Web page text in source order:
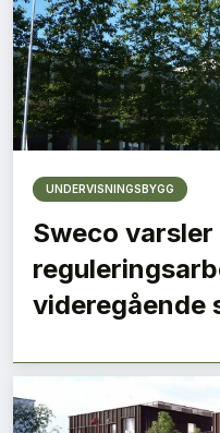
UNDERVISNINGSBYGG
Sweco
videregående